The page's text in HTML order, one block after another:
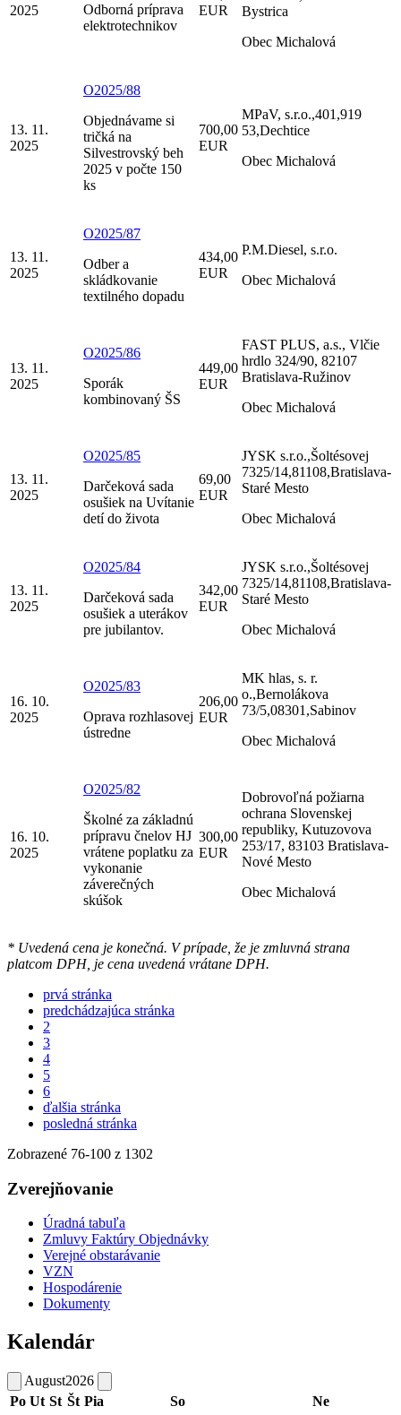
2025
Odborná príprava
elektrotechnikov
EUR
Bystrica
Obec Michalová
13. 11.
2025
O2025/88
Objednávame si
tričká na
Silvestrovský beh
2025 v počte 150
ks
700,00
EUR
MPaV, s.r.o.,401,919
53,Dechtice
Obec Michalová
13. 11.
2025
O2025/87
Odber a
skládkovanie
textilného dopadu
434,00
EUR
P.M.Diesel, s.r.o.
Obec Michalová
13. 11.
2025
O2025/86
Sporák
kombinovaný ŠS
449,00
EUR
FAST PLUS, a.s., Vlčie
hrdlo 324/90, 82107
Bratislava-Ružinov
Obec Michalová
13. 11.
2025
O2025/85
Darčeková sada
osušiek na Uvítanie
detí do života
69,00
EUR
JYSK s.r.o.,Šoltésovej
7325/14,81108,Bratislava-
Staré Mesto
Obec Michalová
13. 11.
2025
O2025/84
Darčeková sada
osušiek a uterákov
pre jubilantov.
342,00
EUR
JYSK s.r.o.,Šoltésovej
7325/14,81108,Bratislava-
Staré Mesto
Obec Michalová
16. 10.
2025
O2025/83
Oprava rozhlasovej
ústredne
206,00
EUR
MK hlas, s. r.
o.,Bernolákova
73/5,08301,Sabinov
Obec Michalová
16. 10.
2025
O2025/82
Školné za základnú
prípravu čnelov HJ
vrátene poplatku za
vykonanie
záverečných
skúšok
300,00
EUR
Dobrovoľná požiarna
ochrana Slovenskej
republiky, Kutuzovova
253/17, 83103 Bratislava-
Nové Mesto
Obec Michalová
* Uvedená cena je konečná. V prípade, že je zmluvná strana
platcom DPH, je cena uvedená vrátane DPH.
prvá stránka
predchádzajúca stránka
2
3
4
5
6
ďalšia stránka
posledná stránka
Zobrazené 76-100 z 1302
Zverejňovanie
Úradná tabuľa
Zmluvy Faktúry Objednávky
Verejné obstarávanie
VZN
Hospodárenie
Dokumenty
Kalendár
August2026
Po Ut St Št Pia So
Ne